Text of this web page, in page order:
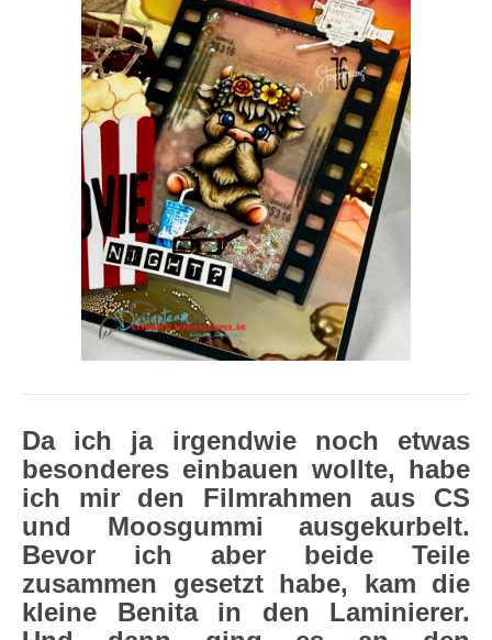
Da ich ja irgendwie noch etwas
besonderes einbauen wollte, habe
ich mir den Filmrahmen aus CS
und Moosgummi ausgekurbelt.
Bevor ich aber beide Teile
zusammen gesetzt habe, kam die
kleine Benita in den Laminierer.